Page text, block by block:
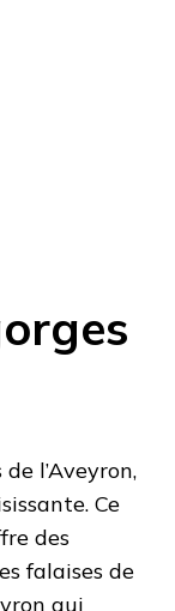
l’Aveyron,
Ce
des
falaises de
qui